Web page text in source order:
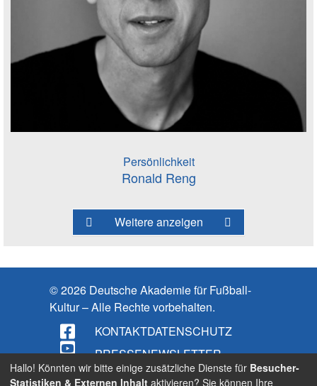
Persönlichkeit
Ronald Reng
Weitere anzeigen
© 2026 Deutsche Akademie für Fußball-
Kultur – Alle Rechte vorbehalten.
KONTAKTDATENSCHUTZ
PRESSENEWSLETTER
IMPRESSUM
Hallo! Könnten wir bitte einige zusätzliche Dienste für Besucher-
Statistiken & Externen Inhalt aktivieren? Sie können Ihre